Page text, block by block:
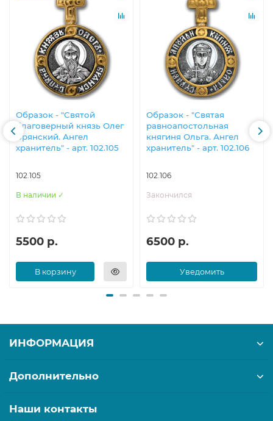
Образок - "Святой
благоверный князь Олег
Брянский. Ангел
хранитель" - арт. 102.105
102.105
В наличии ✓
5500 р.
В корзину
Образок - "Святая
равноапостольная
княгиня Ольга. Ангел
хранитель" - арт. 102.106
102.106
Закончился
6500 р.
Уведомить
ИНФОРМАЦИЯ
Дополнительно
Наши контакты